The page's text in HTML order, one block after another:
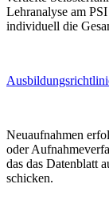
Lehranalyse am
individuell die
Neuaufnahmen
oder
das das Datenblatt
schicken.